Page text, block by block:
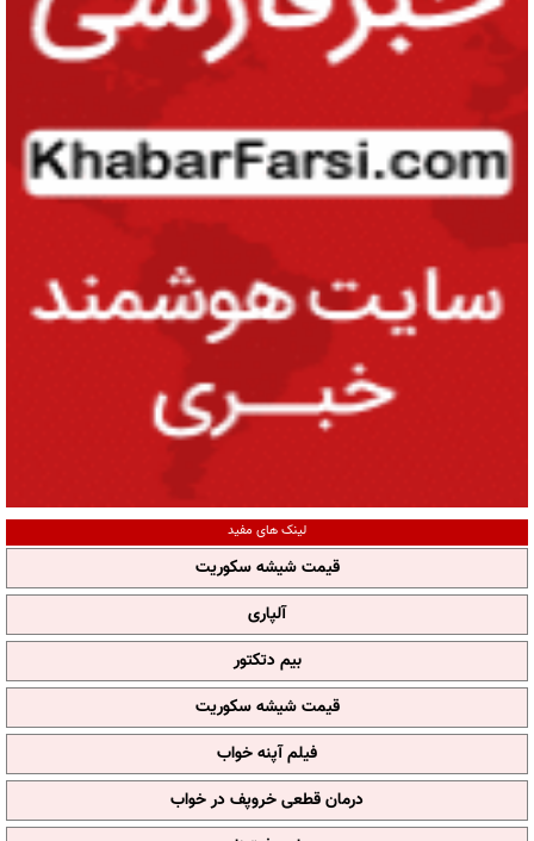
لینک های مفید
قیمت شیشه سکوریت
آلپاری
بیم دتکتور
قیمت شیشه سکوریت
فیلم آپنه خواب
درمان قطعی خروپف در خواب